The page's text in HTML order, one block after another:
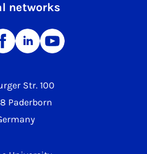
Str. 100
Paderborn
networks